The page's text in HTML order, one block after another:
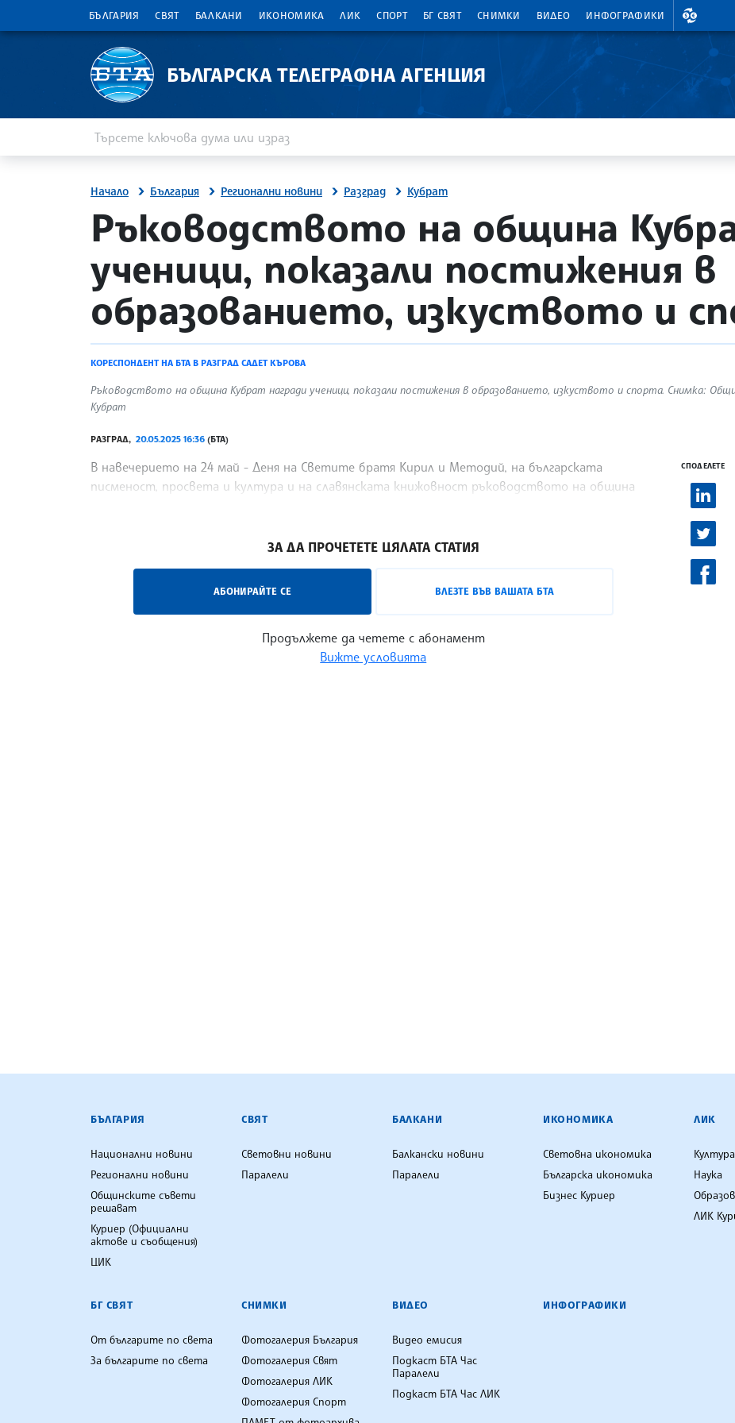
БЪЛГАРИЯ СВЯТ БАЛКАНИ ИКОНОМИКА ЛИК СПОРТ БГ СВЯТ СНИМКИ ВИДЕО ИНФОГРАФИКИ
ВАЛУТНИ
БЪЛГАРСКА ТЕЛЕГРАФНА АГЕНЦИЯ
Начало България Регионални новини Разград Кубрат
site.bta
Ръководството на община
ученици, показали постижения в
образованието, изкуството и
КОРЕСПОНДЕНТ НА БТА В РАЗГРАД САДЕТ КЪРОВА
Ръководството на община Кубрат награди ученици, показали постижения в образованието, изкуството и спорта. Снимка:
Кубрат
РАЗГРАД, 20.05.2025 16:36 (БТА)
В навечерието на 24 май - Деня на Светите братя Кирил и Методий, на българската
писменост, просвета и култура и на славянската книжовност ръководството на община
ЗА ДА ПРОЧЕТЕТЕ ЦЯЛАТА СТАТИЯ
АБОНИРАЙТЕ СЕ ВЛЕЗТЕ ВЪВ ВАШАТА БТА
Продължете да четете с абонамент
Вижте условията
СПОДЕЛЕТЕ
БЪЛГАРСКА ТЕЛЕГРАФНА АГЕНЦИЯ
БЪЛГАРИЯ
Национални новини
Регионални новини
Общинските съвети
решават
Куриер (Официални
актове и съобщения)
ЦИК
СВЯТ
Световни новини
Паралели
БАЛКАНИ
Балкански новини
Паралели
ИКОНОМИКА
Световна икономика
Българска икономика
Бизнес Куриер
ЛИК
Култура
Наука
ЛИК
БГ СВЯТ
От българите по света
За българите по света
СНИМКИ
Фотогалерия България
Фотогалерия Свят
Фотогалерия ЛИК
Фотогалерия Спорт
ВИДЕО
Видео емисия
Подкаст БТА Час
Паралели
Подкаст БТА Час ЛИК
ИНФОГРАФИКИ